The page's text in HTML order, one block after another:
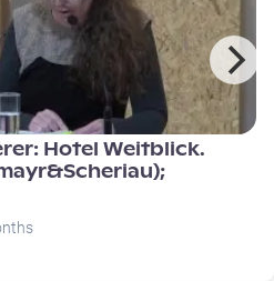
Hotel Weitblick.